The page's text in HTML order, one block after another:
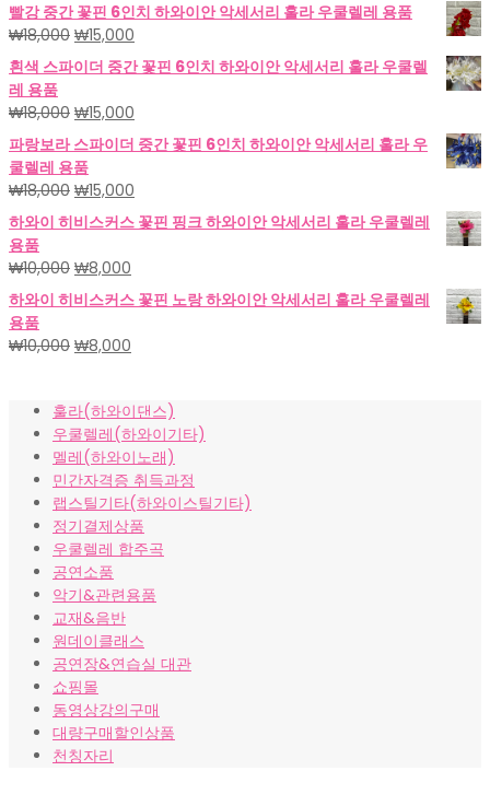
빨강 중간 꽃핀 6인치 하와이안 악세서리 훌라 우쿨렐레 용품
₩18,000 원
래
가
격:
₩18,000.
₩15,000
재
가
₩15,000.
흰색 스파이더 중간 꽃핀 6인치 하와이안 악세서리 훌라 우쿨렐
레 용품
₩18,000 원
래
가
격:
₩18,000.
₩15,000
재
가
₩15,000.
파랑보라 스파이더 중간 꽃핀 6인치 하와이안 악세서리 훌라 우
쿨렐레 용품
₩18,000 원
래
가
격:
₩18,000.
₩15,000
재
가
하와이 히비스커스 꽃핀 핑크 하와이안 악세서리 훌라 우쿨렐레
용품
₩10,000 원
래
가
격:
₩10,000.
₩8,000
재
가
₩8,000.
하와이 히비스커스 꽃핀 노랑 하와이안 악세서리 훌라 우쿨렐레
용품
₩10,000 원
격:
₩10,000.
₩8,000
격:
₩8,000.
훌라(하와이댄스)
우쿨렐레(하와이기타)
멜레(하와이노래)
민간자격증 취득과정
랩스틸기타(하와이스틸기타)
정기결제상품
우쿨렐레 합주곡
공연소품
악기&관련용품
교재&음반
원데이클래스
공연장&연습실 대관
쇼핑몰
동영상강의구매
대량구매할인상품
천칭자리